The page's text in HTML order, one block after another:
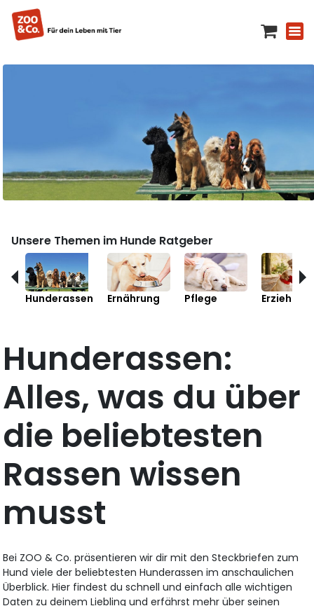
Unsere Themen im Hunde Ratgeber
Hunderassen Ernährung Pflege Erziehung
Hunderassen:
Alles, was du über
die beliebtesten
Rassen wissen
musst
Bei ZOO & Co. präsentieren wir dir mit den Steckbriefen zum
Hund viele der beliebtesten Hunderassen im anschaulichen
Überblick. Hier findest du schnell und einfach alle wichtigen
Daten zu deinem Liebling und erfährst mehr über seinen